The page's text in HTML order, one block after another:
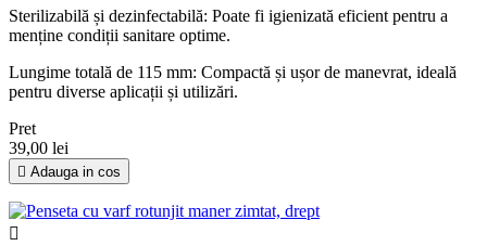
Sterilizabilă și dezinfectabilă: Poate fi igienizată eficient pentru a
menține condiții sanitare optime.
Lungime totală de 115 mm: Compactă și ușor de manevrat, ideală
pentru diverse aplicații și utilizări.
Pret
39,00 lei
 Adauga in cos
